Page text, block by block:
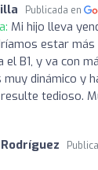
Publicada en
Mi hijo lleva
estar
B1, y va con
dinámico y
tedioso.